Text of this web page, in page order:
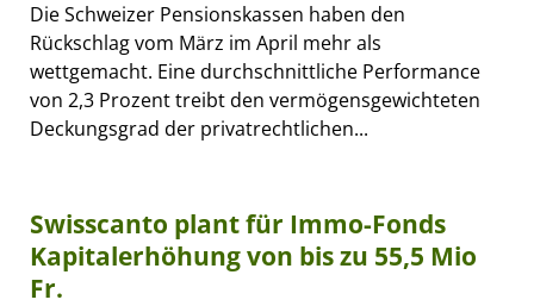
Die Schweizer Pensionskassen haben den
Rückschlag vom März im April mehr als
wettgemacht. Eine durchschnittliche Performance
von 2,3 Prozent treibt den vermögensgewichteten
Deckungsgrad der privatrechtlichen...
Swisscanto plant für Immo-Fonds
Kapitalerhöhung von bis zu 55,5 Mio
Fr.